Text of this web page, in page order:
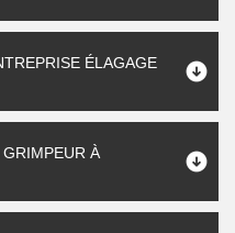
ÉLAGAGE
GRIMPEUR À